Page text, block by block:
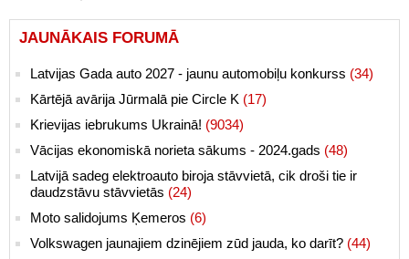
JAUNĀKAIS FORUMĀ
Latvijas Gada auto 2027 - jaunu automobiļu konkurss (34)
Kārtējā avārija Jūrmalā pie Circle K (17)
Krievijas iebrukums Ukrainā! (9034)
Vācijas ekonomiskā norieta sākums - 2024.gads (48)
Latvijā sadeg elektroauto biroja stāvvietā, cik droši tie ir
daudzstāvu stāvvietās (24)
Moto salidojums Ķemeros (6)
Volkswagen jaunajiem dzinējiem zūd jauda, ko darīt? (44)